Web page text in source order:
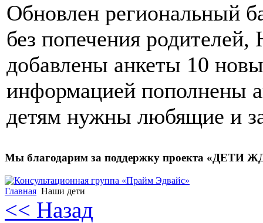
Обновлен региональный
без попечения родителей,
добавлены анкеты 10
информацией пополнены
детям нужны любящие и
Мы благодарим за поддержку проекта «ДЕТИ
Главная Наши дети
<< Назад